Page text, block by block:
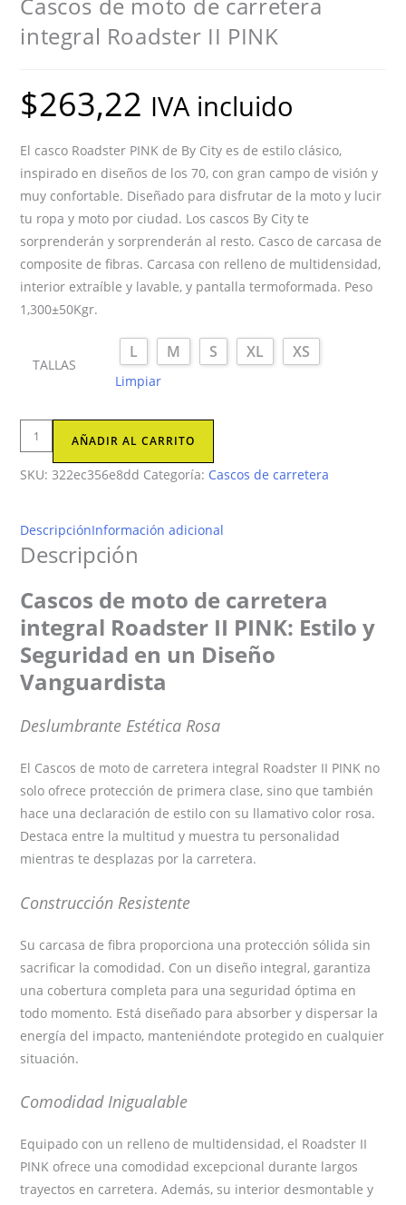
Cascos de moto de carretera
integral Roadster II PINK
$263,22 IVA incluido
El casco Roadster PINK de By City es de estilo clásico,
inspirado en diseños de los 70, con gran campo de visión y
muy confortable. Diseñado para disfrutar de la moto y lucir
tu ropa y moto por ciudad. Los cascos By City te
sorprenderán y sorprenderán al resto. Casco de carcasa de
composite de fibras. Carcasa con relleno de multidensidad,
interior extraíble y lavable, y pantalla termoformada. Peso
1,300±50Kgr.
TALLAS
L M S XL XS
Limpiar
Cascos
de
moto
carretera
integral
Roadster
II
PINK
cantidad
AÑADIR AL CARRITO
SKU:322ec356e8dd Categoría: Cascos de carretera
DescripciónInformación adicional
Descripción
Cascos de moto de carretera
integral Roadster II PINK: Estilo y
Seguridad en un Diseño
Vanguardista
Deslumbrante Estética Rosa
El Cascos de moto de carretera integral Roadster II PINK no
solo ofrece protección de primera clase, sino que también
hace una declaración de estilo con su llamativo color rosa.
Destaca entre la multitud y muestra tu personalidad
mientras te desplazas por la carretera.
Construcción Resistente
Su carcasa de fibra proporciona una protección sólida sin
sacrificar la comodidad. Con un diseño integral, garantiza
una cobertura completa para una seguridad óptima en
todo momento. Está diseñado para absorber y dispersar la
energía del impacto, manteniéndote protegido en cualquier
situación.
Comodidad Inigualable
Equipado con un relleno de multidensidad, el Roadster II
PINK ofrece una comodidad excepcional durante largos
trayectos en carretera. Además, su interior desmontable y